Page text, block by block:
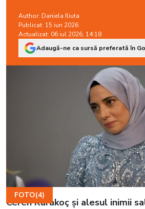
Author: Daniela Iliuta
Publicat: 15 iun 2026
Actualizat: 06 iul 2026, 14:18
Adaugă-ne ca sursă preferată în
FOTO(4)
Ceren Karakoç și alesul inimii